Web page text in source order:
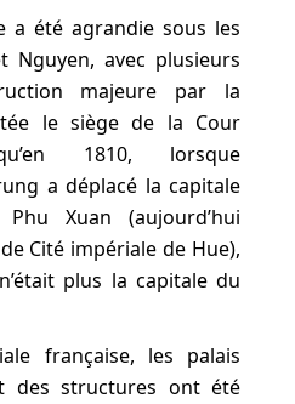
a été agrandie sous les
Nguyen, avec plusieurs
majeure par la
le siège de la Cour
1810, lorsque
a déplacé la capitale
Xuan (aujourd’hui
Cité impériale de Hue),
plus la capitale du
française, les palais
des structures ont été